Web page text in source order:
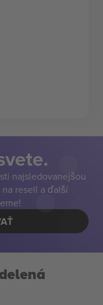
najsledovanejšou
resell a ďalší